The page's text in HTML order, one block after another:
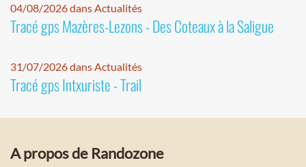
04/08/2026 dans Actualités
Tracé gps Mazères-Lezons - Des Coteaux à la Saligue
31/07/2026 dans Actualités
Tracé gps Intxuriste - Trail
A propos de Randozone